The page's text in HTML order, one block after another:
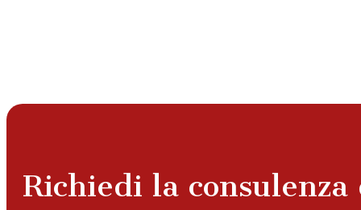
Richiedi la